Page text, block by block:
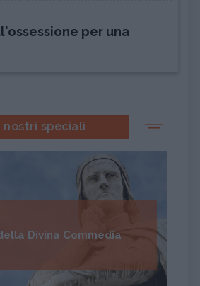
per una
nostri speciali
Divina Commedia